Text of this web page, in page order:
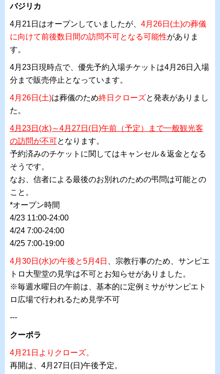
バジリカ
4月21日はオープンしていましたが、 4月26日(土)の葬儀
に向けて前後数日間の訪問不可となる可能性がありま
す。
4月23日現時点で、優先予約入場チケットは4月26日入場
分まで販売停止となっています。
4月26日(土)は葬儀のため終日クローズと発表がありまし
た。
4月23日(水)～4月27日(日)午前（予定）まで一般観光客
の訪問が不可となります。
予約済みのチケットに関してはキャンセル＆返金となる
そうです。
なお、信者による最後のお別れのための弔問は可能との
こと。
*オープン時間
4/23 11:00-24:00
4/24 7:00-24:00
4/25 7:00-19:00
4月30日(水)の午後と5月4日
、宗教行事のため、サンピエ
トロ大聖堂の見学は不可とお知らせがありました。
※毎週水曜日の午前は、基本的に定例ミサがサンピエト
ロ広場で行われるため見学不可
---
クーポラ
4月21日よりクローズ。
再開は、4月27日(日)午後予定。